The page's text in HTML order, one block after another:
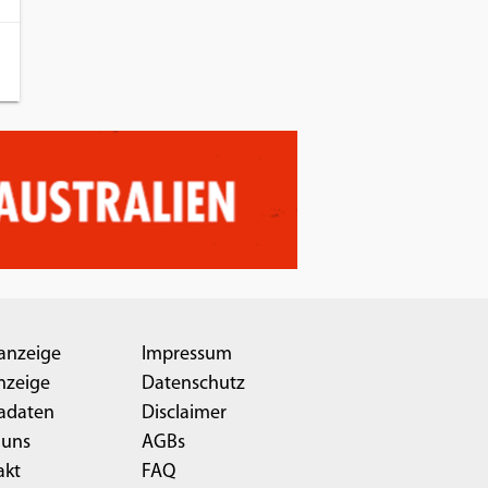
Impressum
Datenschutz
Disclaimer
AGBs
FAQ